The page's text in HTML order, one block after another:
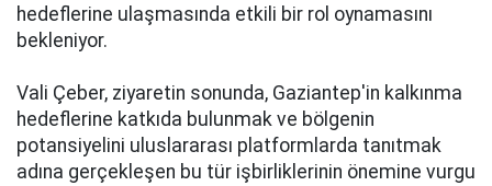
hedeflerine ulaşmasında etkili bir rol oynamasını
bekleniyor.
Vali Çeber, ziyaretin sonunda, Gaziantep'in kalkınma
hedeflerine katkıda bulunmak ve bölgenin
potansiyelini uluslararası platformlarda tanıtmak
adına gerçekleşen bu tür işbirliklerinin önemine vurgu